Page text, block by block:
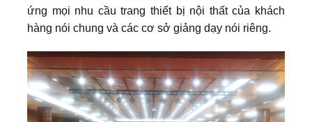
ứng mọi nhu cầu trang thiết bị nội thất của khách
hàng nói chung và các cơ sở giảng dạy nói riêng.